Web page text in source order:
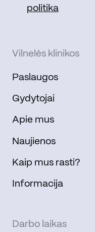
politika
Vilnelės klinikos
Paslaugos
Gydytojai
Apie mus
Naujienos
Kaip mus rasti?
Informacija
Darbo laikas